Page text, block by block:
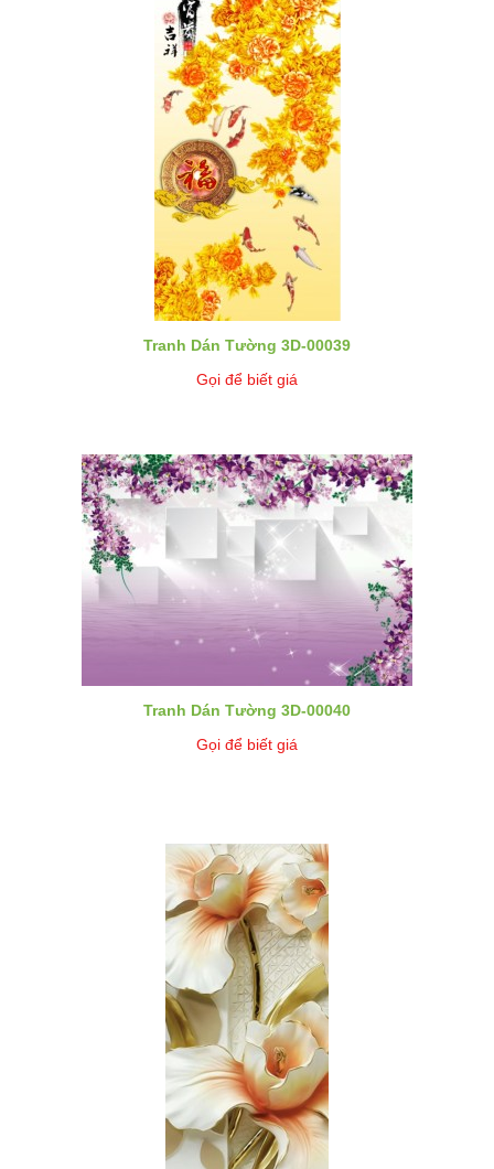
Tranh Dán Tường 3D-00039
Gọi để biết giá
Tranh Dán Tường 3D-00040
Gọi để biết giá